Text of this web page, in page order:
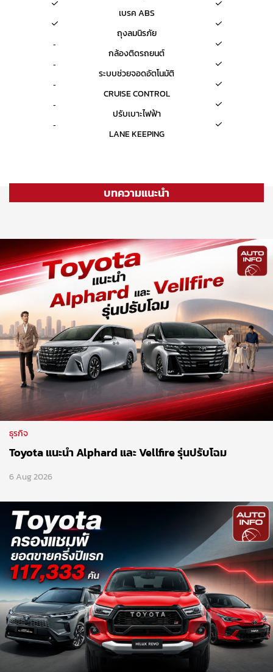
-
-
-
-
-
เบรค ABS
ถุงลมนิรภัย
กล้องติดรถยนต์
ระบบช่วยจอดอัตโนมัติ
CRUISE CONTROL
ปรับเบาะไฟฟ้า
LANE KEEPING
บทความแนะนำ
ธุรกิจ
Toyota แนะนำ Alphard และ Vellfire รุ่นปรับโฉม
6 Aug 2026